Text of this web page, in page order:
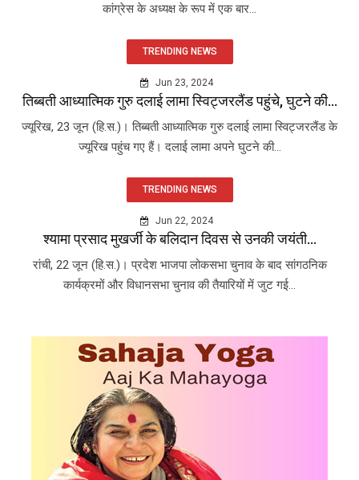
कांग्रेस के अध्यक्ष के रूप में एक बार...
TRENDING NEWS
Jun 23, 2024
तिब्बती आध्यात्मिक गुरु दलाई लामा स्विट्जरलैंड पहुंचे, घुटने की...
ज्यूरिख, 23 जून (हि.स.)। तिब्बती आध्यात्मिक गुरु दलाई लामा स्विट्जरलैंड के
ज्यूरिख पहुंच गए हैं। दलाई लामा अपने घुटने की...
TRENDING NEWS
Jun 22, 2024
श्यामा प्रसाद मुखर्जी के बलिदान दिवस से उनकी जयंती...
रांची, 22 जून (हि.स.)। प्रदेश भाजपा लोकसभा चुनाव के बाद सांगठनिक
कार्यक्रमों और विधानसभा चुनाव की तैयारियों में जुट गई...